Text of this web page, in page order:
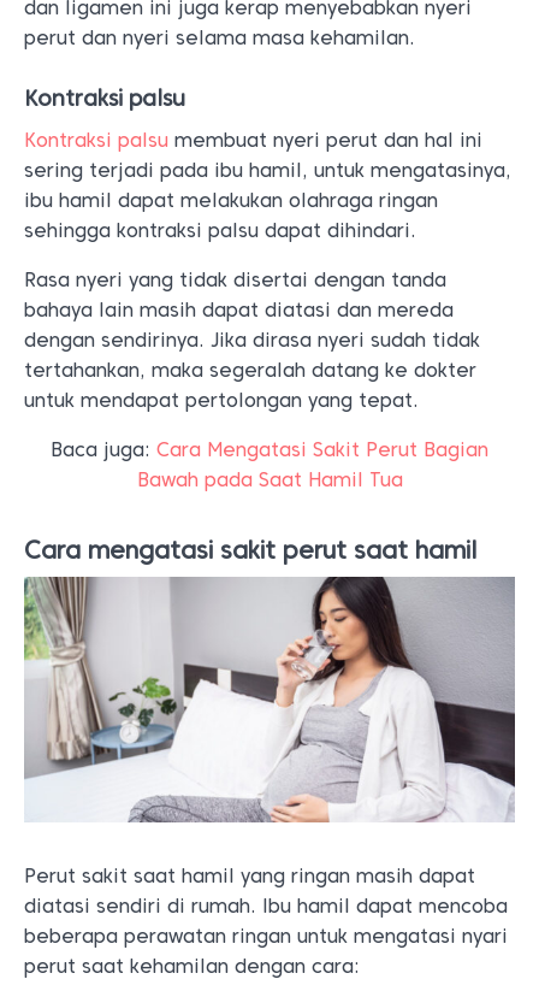
dan ligamen ini juga kerap menyebabkan nyeri
perut dan nyeri selama masa kehamilan.
Kontraksi palsu
Kontraksi palsu membuat nyeri perut dan hal ini
sering terjadi pada ibu hamil, untuk mengatasinya,
ibu hamil dapat melakukan olahraga ringan
sehingga kontraksi palsu dapat dihindari.
Rasa nyeri yang tidak disertai dengan tanda
bahaya lain masih dapat diatasi dan mereda
dengan sendirinya. Jika dirasa nyeri sudah tidak
tertahankan, maka segeralah datang ke dokter
untuk mendapat pertolongan yang tepat.
Baca juga: Cara Mengatasi Sakit Perut Bagian
Bawah pada Saat Hamil Tua
Cara mengatasi sakit perut saat hamil
Perut sakit saat hamil yang ringan masih dapat
diatasi sendiri di rumah. Ibu hamil dapat mencoba
beberapa perawatan ringan untuk mengatasi nyari
perut saat kehamilan dengan cara: